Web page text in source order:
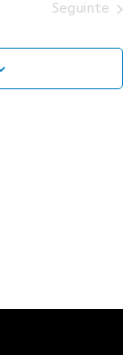
Seguinte